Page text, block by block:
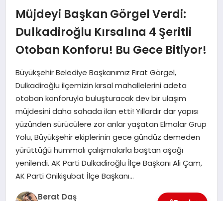
ÇAĞLAYANCERİT
BİZE ULAŞIN
GÖKSUN
TÜRKOĞLU
PAZARCIK
KÜNYE
Müjdeyi Başkan Görgel Verdi:
Dulkadiroğlu Kırsalına 4 Şeritli
Otoban Konforu! Bu Gece Bitiyor!
Büyükşehir Belediye Başkanımız Fırat Görgel,
Dulkadiroğlu ilçemizin kırsal mahallelerini adeta
otoban konforuyla buluşturacak dev bir ulaşım
müjdesini daha sahada ilan etti! Yıllardır dar yapısı
yüzünden sürücülere zor anlar yaşatan Elmalar Grup
Yolu, Büyükşehir ekiplerinin gece gündüz demeden
yürüttüğü hummalı çalışmalarla baştan aşağı
yenilendi. AK Parti Dulkadiroğlu İlçe Başkanı Ali Çam,
AK Parti Onikişubat İlçe Başkanı…
Berat Daş